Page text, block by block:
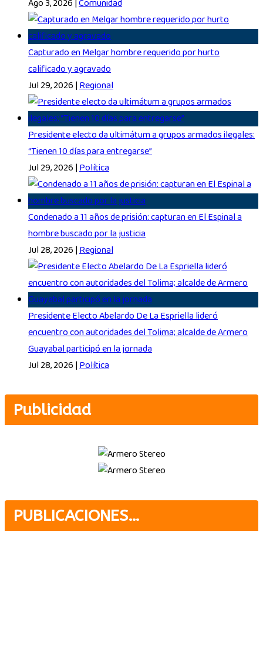
Ago 3, 2026|Comunidad
Capturado en Melgar hombre requerido por hurto
calificado y agravado
Jul 29, 2026|Regional
Presidente electo da ultimátum a grupos armados ilegales:
“Tienen 10 días para entregarse”
Jul 29, 2026|Política
Condenado a 11 años de prisión: capturan en El Espinal a
hombre buscado por la justicia
Jul 28, 2026|Regional
Presidente Electo Abelardo De La Espriella lideró
encuentro con autoridades del Tolima; alcalde de Armero
Guayabal participó en la jornada
Jul 28, 2026|Política
Publicidad
PUBLICACIONES…